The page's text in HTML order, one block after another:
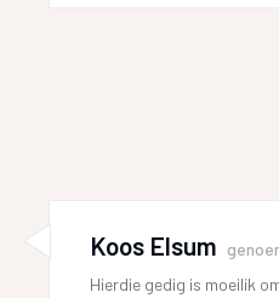
Koos Elsum
Hierdie gedig is moeilik